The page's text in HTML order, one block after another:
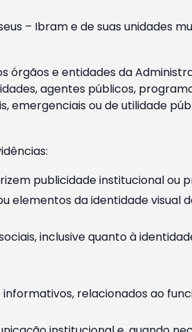
– Ibram e de suas unidades
órgãos e entidades da
agentes públicos,
emergenciais ou de utilidade
publicidade institucional ou
elementos da identidade visual
inclusive quanto à
relacionados ao